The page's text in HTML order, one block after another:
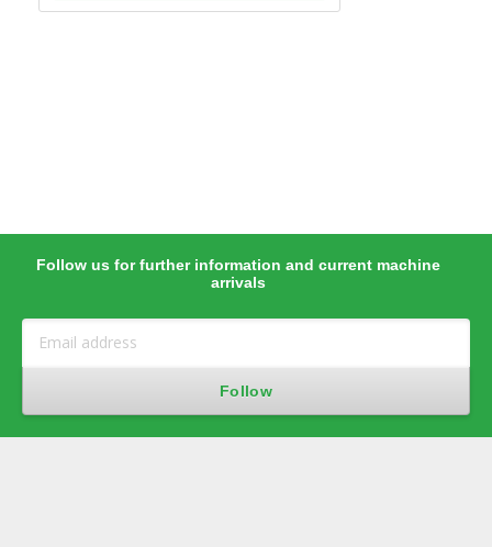
Follow us for further information and current machine
arrivals